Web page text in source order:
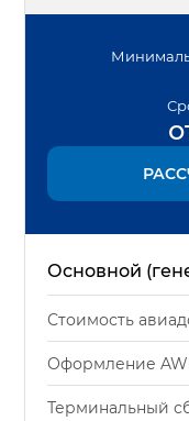
Основной
Стоимость
Оформление
Терминальный